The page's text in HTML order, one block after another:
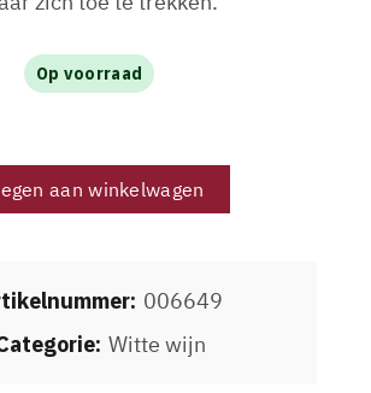
Op voorraad
aan winkelwagen
006649
Witte wijn